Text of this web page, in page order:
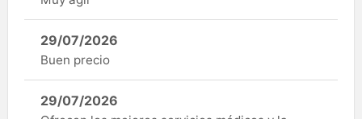
29/07/2026
Buen precio
29/07/2026